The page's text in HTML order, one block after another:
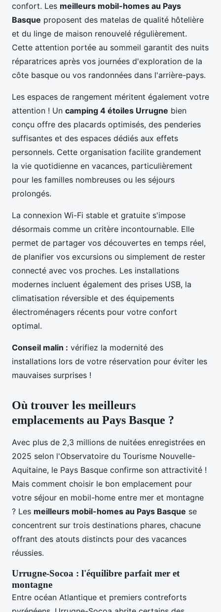
confort. Les meilleurs mobil-homes au Pays
Basque proposent des matelas de qualité hôtelière
et du linge de maison renouvelé régulièrement.
Cette attention portée au sommeil garantit des nuits
réparatrices après vos journées d'exploration de la
côte basque ou vos randonnées dans l'arrière-pays.
Les espaces de rangement méritent également votre
attention ! Un camping 4 étoiles Urrugne bien
conçu offre des placards optimisés, des penderies
suffisantes et des espaces dédiés aux effets
personnels. Cette organisation facilite grandement
la vie quotidienne en vacances, particulièrement
pour les familles nombreuses ou les séjours
prolongés.
La connexion Wi-Fi stable et gratuite s'impose
désormais comme un critère incontournable. Elle
permet de partager vos découvertes en temps réel,
de planifier vos excursions ou simplement de rester
connecté avec vos proches. Les installations
modernes incluent également des prises USB, la
climatisation réversible et des équipements
électroménagers récents pour votre confort
optimal.
Conseil malin : vérifiez la modernité des
installations lors de votre réservation pour éviter les
mauvaises surprises !
Où trouver les meilleurs
emplacements au Pays Basque ?
Avec plus de 2,3 millions de nuitées enregistrées en
2025 selon l'Observatoire du Tourisme Nouvelle-
Aquitaine, le Pays Basque confirme son attractivité !
Mais comment choisir le bon emplacement pour
votre séjour en mobil-home entre mer et montagne
? Les meilleurs mobil-homes au Pays Basque se
concentrent sur trois destinations phares, chacune
offrant des atouts distincts pour des vacances
réussies.
Urrugne-Socoa : l'équilibre parfait mer et
montagne
Entre océan Atlantique et premiers contreforts